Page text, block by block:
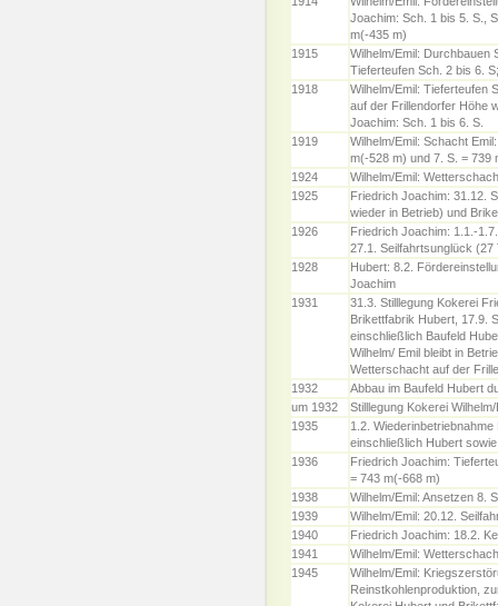
Joachim: Sch. 1 bis 5. S.,
m(-435 m)
1915
Wilhelm/Emil: Durchbauen
Tieferteufen Sch. 2 bis 6.
1918
Wilhelm/Emil: Tieferteufen
auf der Frillendorfer Höhe
Joachim: Sch. 1 bis 6. S.
1919
Wilhelm/Emil: Schacht
m(-528 m) und 7. S. = 739
1924
Wilhelm/Emil:
1925
Friedrich Joachim: 31.12.
wieder in Betrieb) und
1926
Friedrich Joachim: 1.1.-
27.1. Seilfahrtsunglück (27
1928
Hubert: 8.2.
Joachim
1931
31.3. Stilllegung Kokerei
Brikettfabrik Hubert, 17.9.
einschließlich Baufeld
Wilhelm/ Emil bleibt in
Wetterschacht auf der
1932
Abbau im Baufeld Hubert
um 1932
Stilllegung Kokerei Wilhelm/
1935
1.2.
einschließlich Hubert
1936
Friedrich Joachim:
= 743 m(-668 m)
1938
Wilhelm/Emil: Ansetzen 8.
1939
Wilhelm/Emil: 20.12.
1940
Friedrich Joachim: 18.2.
1941
Wilhelm/Emil:
1945
Wilhelm/Emil:
Reinstkohlenproduktion,